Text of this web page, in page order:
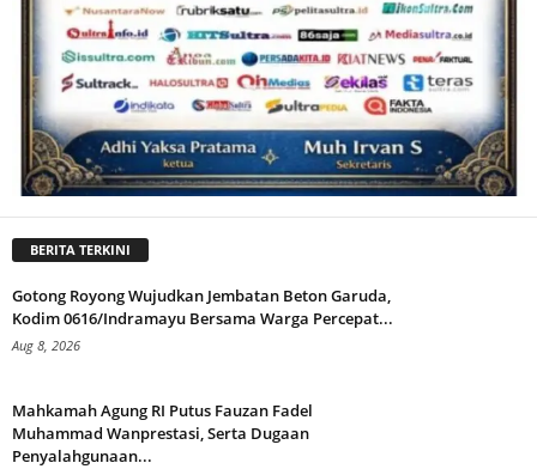
BERITA TERKINI
Gotong Royong Wujudkan Jembatan Beton Garuda,
Kodim 0616/Indramayu Bersama Warga Percepat...
Aug 8, 2026
Mahkamah Agung RI Putus Fauzan Fadel
Muhammad Wanprestasi, Serta Dugaan
Penyalahgunaan...